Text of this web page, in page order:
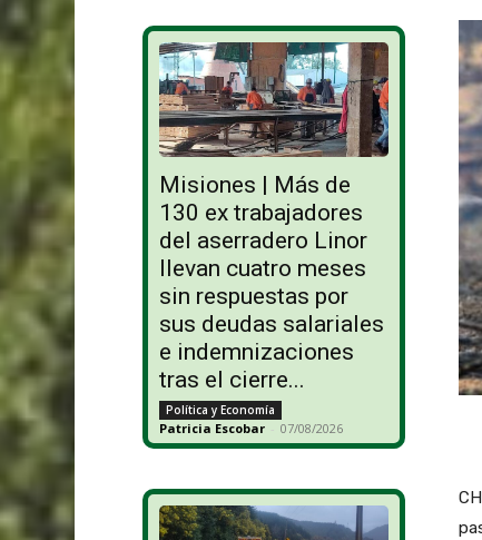
Misiones | Más de
130 ex trabajadores
del aserradero Linor
llevan cuatro meses
sin respuestas por
sus deudas salariales
e indemnizaciones
tras el cierre...
Política y Economía
Patricia Escobar - 07/08/2026